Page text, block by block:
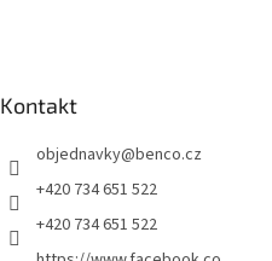
Kontakt
objednavky@benco.cz
+420 734 651 522
+420 734 651 522